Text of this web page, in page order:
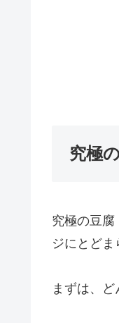
究極
究極の豆
ジにとどま
まずは、ど